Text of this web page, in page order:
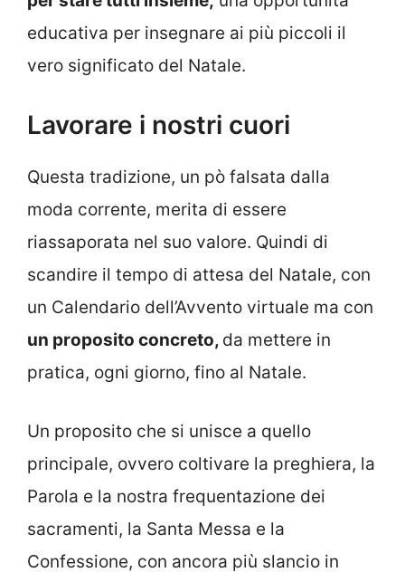
educativa per insegnare ai più piccoli il
vero significato del Natale.
Lavorare i nostri cuori
Questa tradizione, un pò falsata dalla
moda corrente, merita di essere
riassaporata nel suo valore. Quindi di
scandire il tempo di attesa del Natale, con
un Calendario dell’Avvento virtuale ma con
un proposito concreto, da mettere in
pratica, ogni giorno, fino al Natale.
Un proposito che si unisce a quello
principale, ovvero coltivare la preghiera, la
Parola e la nostra frequentazione dei
sacramenti, la Santa Messa e la
Confessione, con ancora più slancio in